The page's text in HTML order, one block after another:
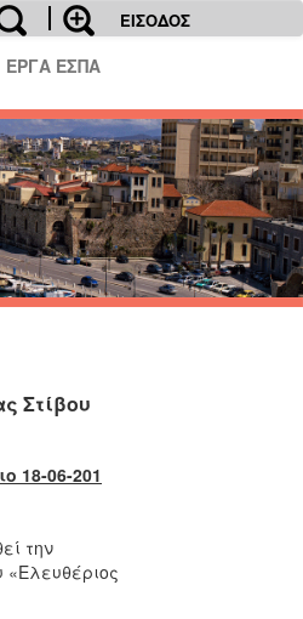
ΕΙΣΟΔΟΣ
ΕΡΓΑ ΕΣΠΑ
Στίβου
18-06-201
την
«Ελευθέριος